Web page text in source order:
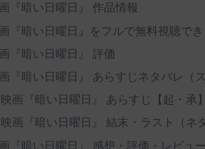
『暗い日曜日』 作品情報
『暗い日曜日』をフルで無料視聴で
『暗い日曜日』 評価
『暗い日曜日』 あらすじネタバレ（
映画『暗い日曜日』 あらすじ【起・承】
映画『暗い日曜日』 結末・ラスト（ネ
『暗い日曜日』 感想・評価・レビュ